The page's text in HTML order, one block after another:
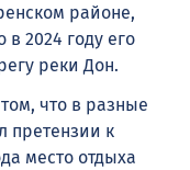
районе,
2024 году его
реки Дон.
что в разные
претензии к
место отдыха